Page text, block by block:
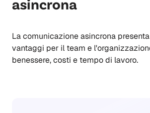
asincrona
La comunicazione asincrona
vantaggi per il team e
benessere, costi e tempo di lavoro.